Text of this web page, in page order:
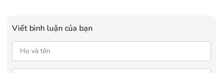
Viết bình luận của bạn